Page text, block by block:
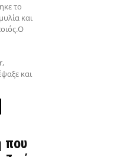
το
και
και
που